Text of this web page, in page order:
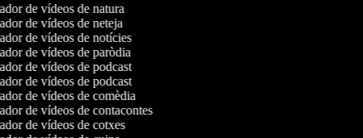
de vídeos de natura
de vídeos de neteja
de vídeos de notícies
de vídeos de paròdia
de vídeos de podcast
de vídeos de podcast
de vídeos de comèdia
de vídeos de contacontes
de vídeos de cotxes